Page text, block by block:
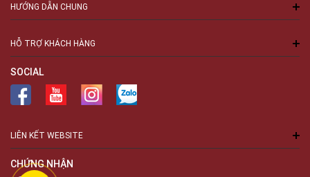
HƯỚNG DẪN CHUNG
HỖ TRỢ KHÁCH HÀNG
SOCIAL
LIÊN KẾT WEBSITE
CHỨNG NHẬN